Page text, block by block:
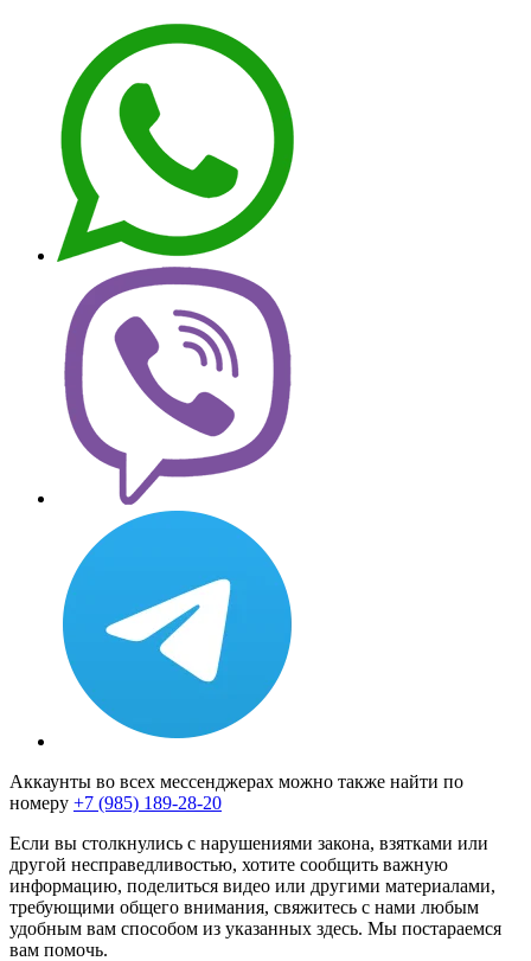
Аккаунты во всех мессенджерах можно также найти по
номеру +7 (985) 189-28-20
Если вы столкнулись с нарушениями закона, взятками или
другой несправедливостью, хотите сообщить важную
информацию, поделиться видео или другими материалами,
требующими общего внимания, свяжитесь с нами любым
удобным вам способом из указанных здесь. Мы постараемся
вам помочь.